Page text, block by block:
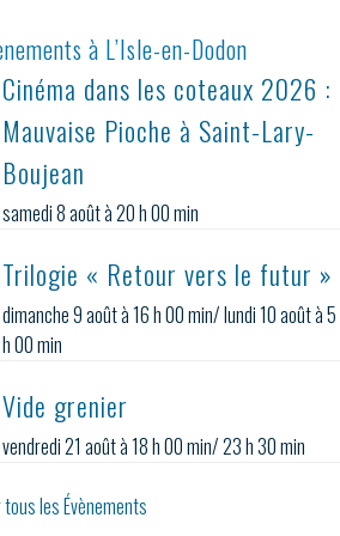
à L’Isle-en-Dodon
Cinéma dans les coteaux 2026 :
Mauvaise Pioche à Saint-Lary-
Boujean
samedi 8 août à 20 h 00 min
Trilogie « Retour vers le futur »
dimanche 9 août à 16 h 00 min/lundi 10 août à 5
h 00 min
Vide grenier
vendredi 21 août à 18 h 00 min/23 h 30 min
les Évènements